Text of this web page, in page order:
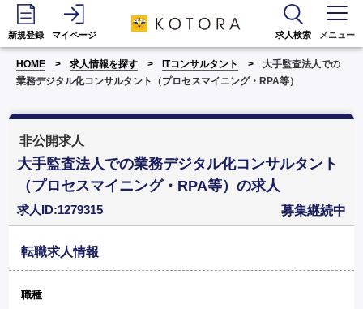
新規登録 マイページ 求人検索 メニュー
HOME 求人情報を探す ITコンサルタント
大手監査法人での
業務デジタル化コンサルタント（プロセスマイニング・RPA等）
非公開求人
大手監査法人での業務デジタル化コンサルタント
（プロセスマイニング・RPA等）の求人
求人ID:1279315 募集継続中
転職求人情報
職種